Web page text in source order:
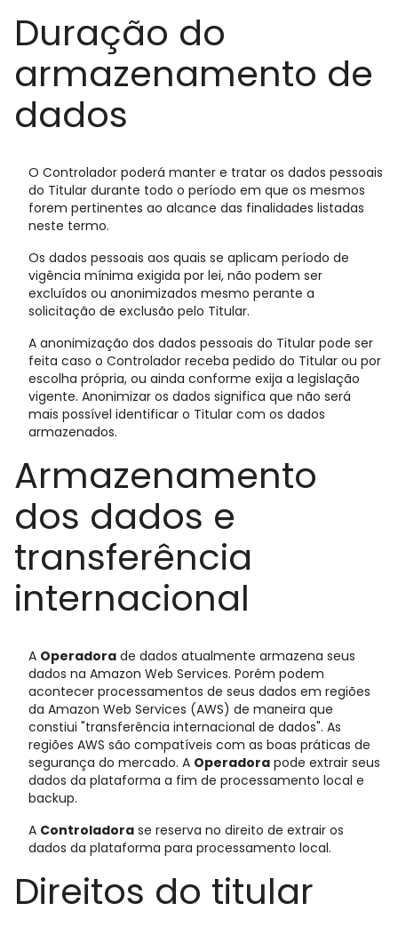
Duração do
armazenamento de
dados
O Controlador poderá manter e tratar os dados pessoais
do Titular durante todo o período em que os mesmos
forem pertinentes ao alcance das finalidades listadas
neste termo.
Os dados pessoais aos quais se aplicam período de
vigência mínima exigida por lei, não podem ser
excluídos ou anonimizados mesmo perante a
solicitação de exclusão pelo Titular.
A anonimização dos dados pessoais do Titular pode ser
feita caso o Controlador receba pedido do Titular ou por
escolha própria, ou ainda conforme exija a legislação
vigente. Anonimizar os dados significa que não será
mais possível identificar o Titular com os dados
armazenados.
Armazenamento
dos dados e
transferência
internacional
A Operadora de dados atualmente armazena seus
dados na Amazon Web Services. Porém podem
acontecer processamentos de seus dados em regiões
da Amazon Web Services (AWS) de maneira que
constiui "transferência internacional de dados". As
regiões AWS são compatíveis com as boas práticas de
segurança do mercado. A Operadora pode extrair seus
dados da plataforma a fim de processamento local e
backup.
A Controladora se reserva no direito de extrair os
dados da plataforma para processamento local.
Direitos do titular